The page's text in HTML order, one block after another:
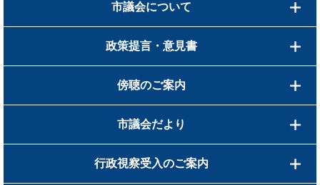
市議会について
政策提言・意見書
傍聴のご案内
市議会だより
行政視察受入のご案内